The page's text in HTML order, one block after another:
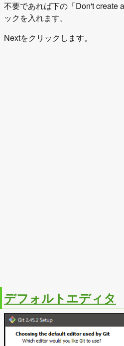
不要であれば下の「Don't create
ックを入れます。
Nextをクリックします。
デフォルトエディタ